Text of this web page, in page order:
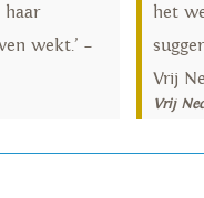
haar
wekt.’ –
het
Vrij
Vrij